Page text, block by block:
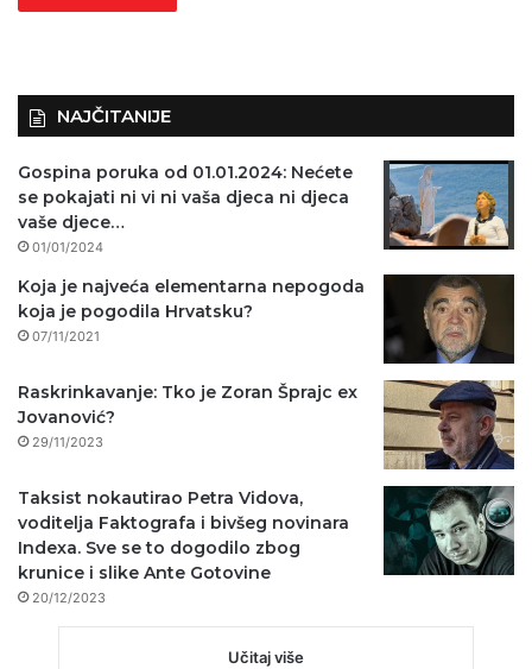
NAJČITANIJE
Gospina poruka od 01.01.2024: Nećete
se pokajati ni vi ni vaša djeca ni djeca
vaše djece…
01/01/2024
Koja je najveća elementarna nepogoda
koja je pogodila Hrvatsku?
07/11/2021
Raskrinkavanje: Tko je Zoran Šprajc ex
Jovanović?
29/11/2023
Taksist nokautirao Petra Vidova,
voditelja Faktografa i bivšeg novinara
Indexa. Sve se to dogodilo zbog
krunice i slike Ante Gotovine
20/12/2023
Učitaj više